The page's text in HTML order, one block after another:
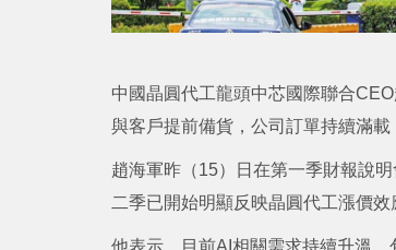
中國晶圓代工龍頭中芯國際聯合
與客戶提前備貨，公司訂單持續滿載
趙海軍昨（15）日在第一季財報說
二季已開始明顯反映晶圓代工漲價
他表示，目前AI相關需求持續升溫